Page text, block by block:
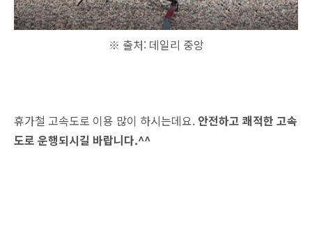
※ 출처: 데일리 중앙
휴가철 고속도로 이용 많이 하시는데요. 안전하고 쾌적한 고속
도로 운행되시길 바랍니다.^^